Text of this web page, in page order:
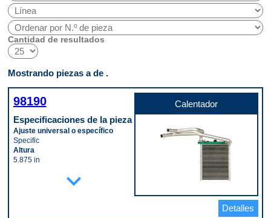
Cantidad de resultados
Mostrando piezas a de .
98190
Especificaciones de la pieza
Ajuste universal o específico
Specific
Altura
5.875 in
expand_more
Calentador
Detalles